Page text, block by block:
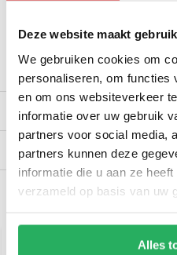
Deze website maakt
We gebruiken cookies om
personaliseren, om functies
en om ons websiteverkeer
informatie over uw gebruik
partners voor social media,
partners kunnen deze
informatie die u aan ze
verzameld op basis van uw
Alles
Stuur bericht
Productomschrijving
Reviews
Verzendinformatie